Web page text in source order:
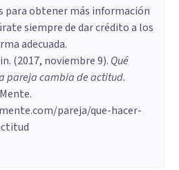
para obtener más información
siempre de dar crédito a los
adecuada.
. (2017, noviembre 9). Qué
pareja cambia de actitud.
pareja/que-hacer-